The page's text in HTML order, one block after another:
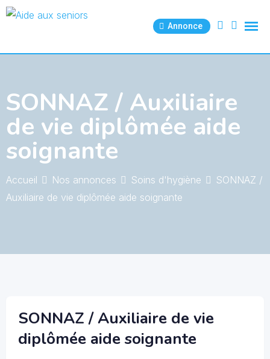
Skip
Annonce
SONNAZ / Auxiliaire
de vie diplômée aide
soignante
Accueil Nos annonces Soins d'hygiène
SONNAZ /
Auxiliaire de vie diplômée aide soignante
SONNAZ / Auxiliaire de vie
diplômée aide soignante